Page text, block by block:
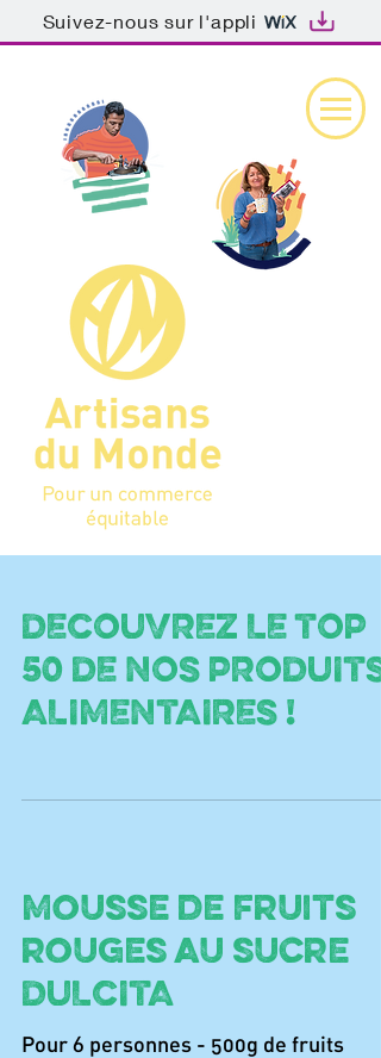
Suivez-nous sur l'appli
DECOUVREZ LE TOP
50 DE NOS PRODUITS
ALIMENTAIRES !
Mousse de fruits
rouges au sucre
DULCITA
Pour 6 personnes - 500g de fruits